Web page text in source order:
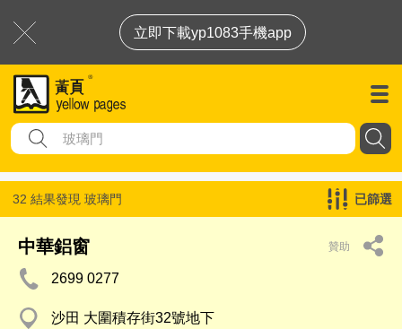
立即下載yp1083手機app
32 結果發現 玻璃門 已篩選
中華鋁窗 贊助
2699 0277
沙田 大圍積存街32號地下